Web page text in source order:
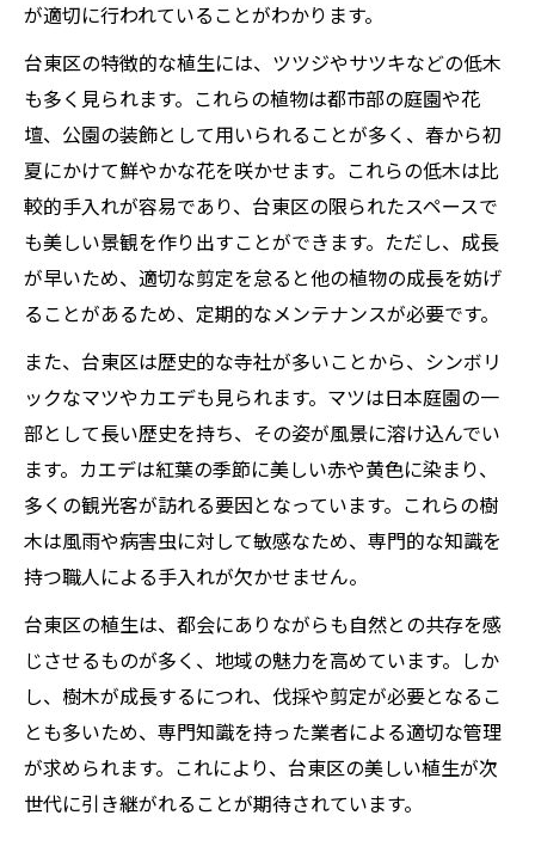
が適切に行われていることがわかります。
台東区の特徴的な植生には、ツツジやサツキなどの低木
も多く見られます。これらの植物は都市部の庭園や花
壇、公園の装飾として用いられることが多く、春から初
夏にかけて鮮やかな花を咲かせます。これらの低木は比
較的手入れが容易であり、台東区の限られたスペースで
も美しい景観を作り出すことができます。ただし、成長
が早いため、適切な剪定を怠ると他の植物の成長を妨げ
ることがあるため、定期的なメンテナンスが必要です。
また、台東区は歴史的な寺社が多いことから、シンボリ
ックなマツやカエデも見られます。マツは日本庭園の一
部として長い歴史を持ち、その姿が風景に溶け込んでい
ます。カエデは紅葉の季節に美しい赤や黄色に染まり、
多くの観光客が訪れる要因となっています。これらの樹
木は風雨や病害虫に対して敏感なため、専門的な知識を
持つ職人による手入れが欠かせません。
台東区の植生は、都会にありながらも自然との共存を感
じさせるものが多く、地域の魅力を高めています。しか
し、樹木が成長するにつれ、伐採や剪定が必要となるこ
とも多いため、専門知識を持った業者による適切な管理
が求められます。これにより、台東区の美しい植生が次
世代に引き継がれることが期待されています。